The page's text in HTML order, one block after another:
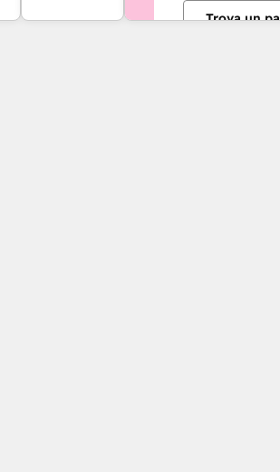
rapido con
Trova un